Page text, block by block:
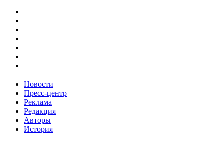
Новости
Пресс-центр
Реклама
Редакция
Авторы
История